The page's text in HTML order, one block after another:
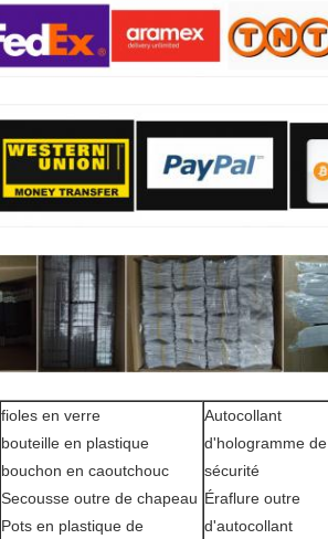
fioles en verre
bouteille en plastique
bouchon en caoutchouc
Secousse outre de chapeau
Pots en plastique de
Autocollant
d'hologramme de
sécurité
Éraflure outre
d'autocollant